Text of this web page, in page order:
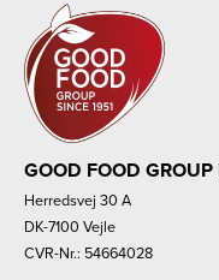
GOOD FOOD
Herredsvej 30 A
DK-7100 Vejle
CVR-Nr.: 54664028